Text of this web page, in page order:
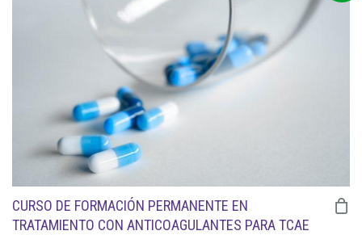
95,00€.50,00€.
CURSO DE FORMACIÓN PERMANENTE EN
TRATAMIENTO CON ANTICOAGULANTES PARA TCAE